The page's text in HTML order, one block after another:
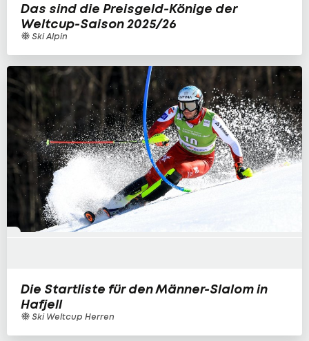
Das sind die Preisgeld-Könige der
Weltcup-Saison 2025/26
Ski Alpin
Die Startliste für den Männer-Slalom in
Hafjell
Ski Weltcup Herren